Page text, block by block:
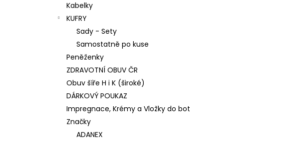
Kabelky
KUFRY
Sady - Sety
Samostatně po kuse
Peněženky
ZDRAVOTNÍ OBUV ČR
Obuv šíře H i K (široké)
DÁRKOVÝ POUKAZ
Impregnace, Krémy a Vložky do bot
Značky
ADANEX